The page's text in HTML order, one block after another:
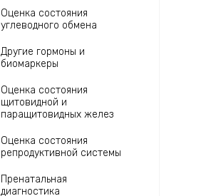
Оценка состояния
углеводного обмена
Другие гормоны и
биомаркеры
Оценка состояния
щитовидной и
паращитовидных желез
Оценка состояния
репродуктивной системы
Пренатальная
диагностика